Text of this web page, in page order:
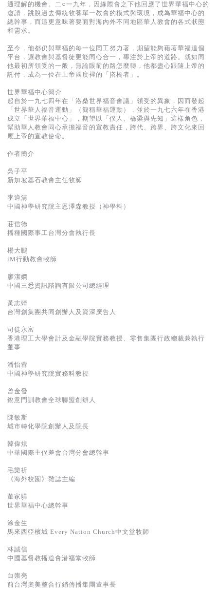
通理解的機會。二○一九年，因緣際會之下他回應了世界華福中心的
邀請，跳脫過去傳統牧養單一教會的模式與環境，成為華福中心的
總幹事，而這更意味著要面對海內外不同地區華人教會的各式狀態
和需求。
至今，他都仍與華福的每一位同工努力著，期望能夠藉著華福這個
平台，讓教會與基督徒更能同心合一，專注於上帝的道路。就如同
他最初所領受的一般，無論眼前的路怎麼轉，他都盡心跟隨上帝的
託付，成為一位在上帝國度裡的「搭橋者」。
世界華福中心簡介
起自於一九七四年在「洛桑世界福音會議」領受的異象，因而發起
「世界華人福音運動」（簡稱華福運動），並於一九七六年在香港
成立「世界華福中心」，期望以「僕人、橋梁與先知」這樣角色，
幫助華人教會同心承擔福音的宣教責任，跨代、跨界、跨文化來回
應上帝的宣教使命。
作者簡介
吳子平
新加坡基石教會主任牧師
李適清
中國神學研究院主恩澤森教授（神學科）
莊信德
播種國際事工台灣分會執行長
楊大鵬
iM行動教會牧師
廖潔嫻
中國三悉資訊諮詢有限公司總經理
黃志靖
台灣創集團共同創辦人及資深廣告人
司徒永富
香港理工大學會計及金融學院實務教授、零售集團行政總裁兼執行
董事
潘怡蓉
中國神學研究院實務科教授
曾金發
銳意門訓教會全球聯盟創辦人
陳敏斯
城市轉化學院創辦人及院長
韓偉炫
中華國際主僕差會台灣分會總幹事
毛樂祈
《海外校園》雜誌主編
董家驊
世界華福中心總幹事
涂金生
馬來西亞檳城 Every Nation Church中文堂牧師
林誠信
中國基督教播道會港福堂牧師
白崇亮
前台灣奧美整合行銷傳播集團董事長